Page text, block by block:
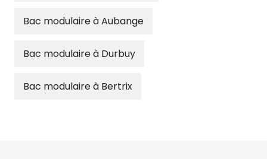
Bac modulaire à Aubange
Bac modulaire à Durbuy
Bac modulaire à Bertrix